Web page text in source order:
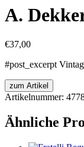
A.
€37,00
#post_excerpt
zum Artikel
Artikelnummer:
Ähnliche